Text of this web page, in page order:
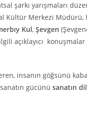
şarkı yarışmaları
Kültür Merkezi Müdürü,
Kul, Şevgen
açıklayıcı konuşmalar
insanın göğsünü
gücünü sanatın